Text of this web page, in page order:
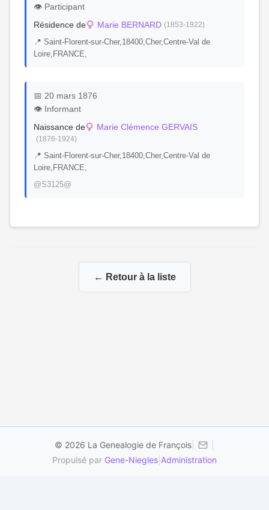
👁️ Participant
Résidence de
Marie BERNARD (1853-1922)
📍 Saint-Florent-sur-Cher,18400,Cher,Centre-Val de
Loire,FRANCE,
📅 20 mars 1876
👁️ Informant
Naissance de
Marie Clémence GERVAIS
(1876-1924)
📍 Saint-Florent-sur-Cher,18400,Cher,Centre-Val de
Loire,FRANCE,
@S3125@
← Retour à la liste
© 2026 La Genealogie de François
Propulsé par Gene-Niegles Administration